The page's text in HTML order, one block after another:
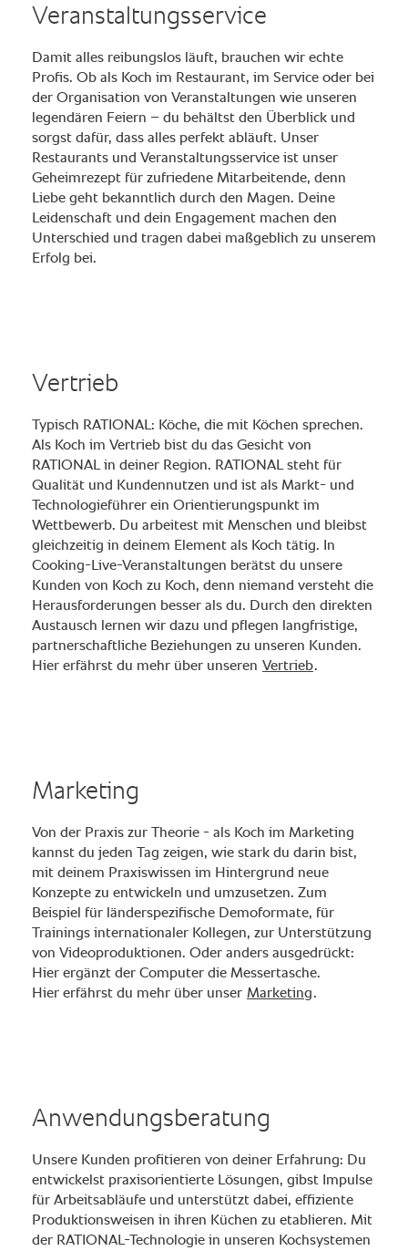
Veranstaltungsservice
Damit alles reibungslos läuft, brauchen wir echte
Profis. Ob als Koch im Restaurant, im Service oder bei
der Organisation von Veranstaltungen wie unseren
legendären Feiern – du behältst den Überblick und
sorgst dafür, dass alles perfekt abläuft. Unser
Restaurants und Veranstaltungsservice ist unser
Geheimrezept für zufriedene Mitarbeitende, denn
Liebe geht bekanntlich durch den Magen. Deine
Leidenschaft und dein Engagement machen den
Unterschied und tragen dabei maßgeblich zu unserem
Erfolg bei.
Vertrieb
Typisch RATIONAL: Köche, die mit Köchen sprechen.
Als Koch im Vertrieb bist du das Gesicht von
RATIONAL in deiner Region. RATIONAL steht für
Qualität und Kundennutzen und ist als Markt- und
Technologieführer ein Orientierungspunkt im
Wettbewerb. Du arbeitest mit Menschen und bleibst
gleichzeitig in deinem Element als Koch tätig. In
Cooking-Live-Veranstaltungen berätst du unsere
Kunden von Koch zu Koch, denn niemand versteht die
Herausforderungen besser als du. Durch den direkten
Austausch lernen wir dazu und pflegen langfristige,
partnerschaftliche Beziehungen zu unseren Kunden.
Hier erfährst du mehr über unseren Vertrieb.
Marketing
Von der Praxis zur Theorie - als Koch im Marketing
kannst du jeden Tag zeigen, wie stark du darin bist,
mit deinem Praxiswissen im Hintergrund neue
Konzepte zu entwickeln und umzusetzen. Zum
Beispiel für länderspezifische Demoformate, für
Trainings internationaler Kollegen, zur Unterstützung
von Videoproduktionen. Oder anders ausgedrückt:
Hier ergänzt der Computer die Messertasche.
Hier erfährst du mehr über unser Marketing.
Anwendungsberatung
Unsere Kunden profitieren von deiner Erfahrung: Du
entwickelst praxisorientierte Lösungen, gibst Impulse
für Arbeitsabläufe und unterstützt dabei, effiziente
Produktionsweisen in ihren Küchen zu etablieren. Mit
der RATIONAL-Technologie in unseren Kochsystemen